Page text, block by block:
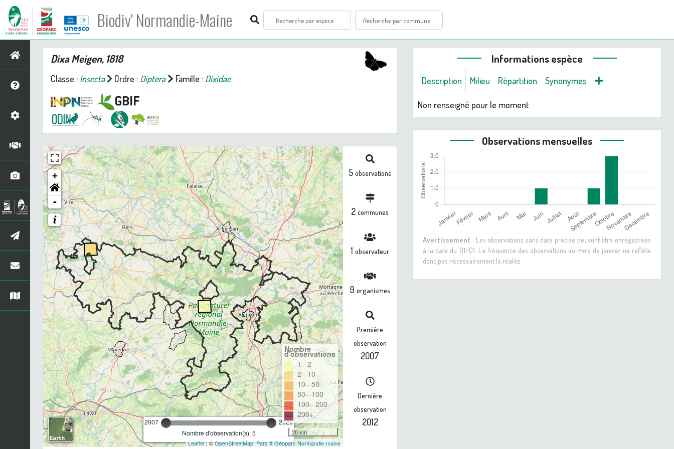
Biodiv' Normandie-Maine
DixaMeigen, 1818
Classe : Insecta Ordre : Diptera Famille : Dixidae
+
-
2007
2026
Nombre d'observation(s): 5
Nombre
d'observations
1– 2
2– 10
10– 50
50– 100
100– 200
200+
20 km
Leaflet| ©OpenStreetMap,Parc & Géoparc Normandie-maine
5 observations
2 communes
1 observateur
9organismes
Première
observation
2007
Dernière
observation
2012
Informations espèce
Description Milieu Répartition Synonymes
Non renseigné pour le moment
Observations mensuelles
Avertissement :Les observations sans date précise peuvent être enregistrées
à la date du 01/01. La fréquence des observations au mois de janvier ne reflète
donc pas nécessairement la réalité.